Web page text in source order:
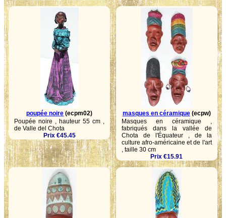
poupée noire (ecpm02)
Poupée noire , hauteur 55 cm ,
de Valle del Chota
Prix €45.45
masques en céramique(ecpw)
Masques en céramique ,
fabriqués dans la vallée de
Chota de l'Équateur , de la
culture afro-américaine et de l'art
, taille 30 cm
Prix €15.91